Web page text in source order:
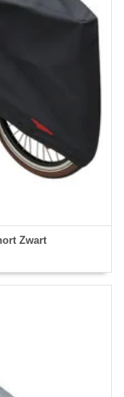
Zwart